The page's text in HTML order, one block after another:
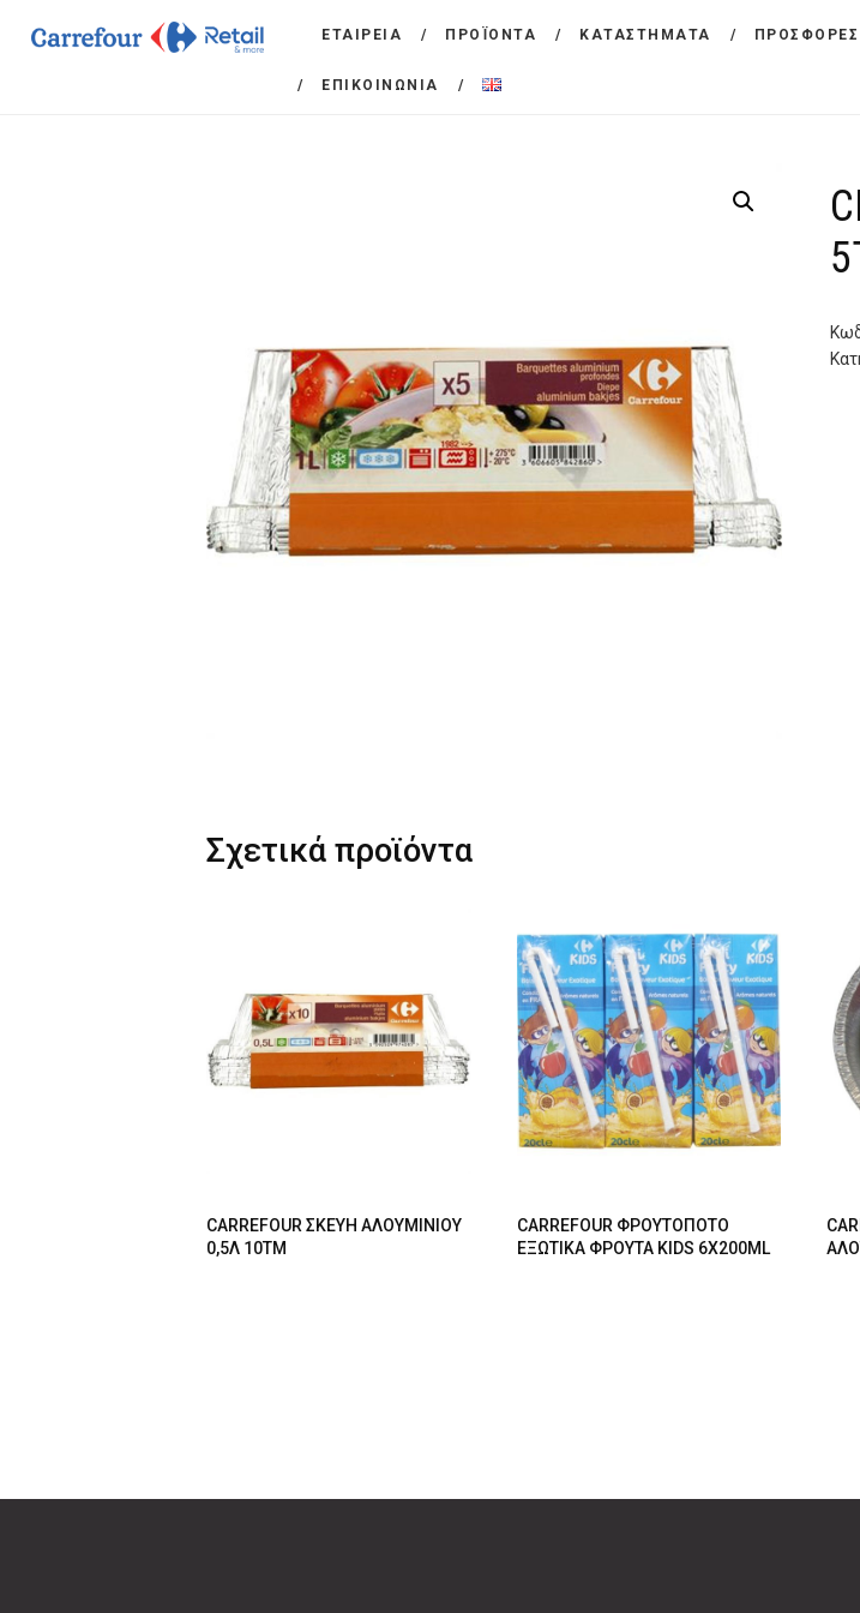
ΕΤΑΙΡΕΙΑ ΠΡΟΪΟΝΤΑ ΚΑΤΑΣΤΗΜΑΤΑ ΠΡΟΣΦΟΡΕΣ
ΕΠΙΚΟΙΝΩΝΙΑ
ΕΤΑΙΡΕΙΑ
ΠΡΟΣΦΟΡΕΣ
ΕΠΙΚΟΙΝΩΝΙΑ
Σχετικά προϊόντα
CARREFOUR ΣΚΕΥΗ ΑΛΟΥΜΙΝΙΟΥ
0,5Λ 10ΤΜ
CARREFOUR ΦΡΟΥΤΟΠΟΤΟ
ΕΞΩΤΙΚΑ ΦΡΟΥΤΑ KIDS 6X200ML